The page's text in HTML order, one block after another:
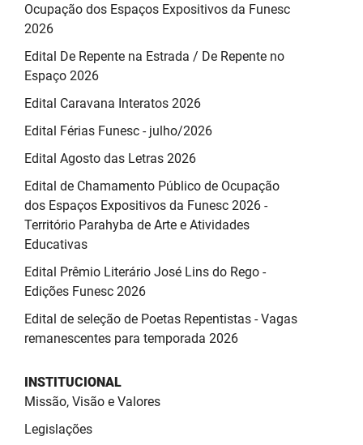
Ocupação dos Espaços Expositivos da Funesc
2026
Edital De Repente na Estrada / De Repente no
Espaço 2026
Edital Caravana Interatos 2026
Edital Férias Funesc - julho/2026
Edital Agosto das Letras 2026
Edital de Chamamento Público de Ocupação
dos Espaços Expositivos da Funesc 2026 -
Território Parahyba de Arte e Atividades
Educativas
Edital Prêmio Literário José Lins do Rego -
Edições Funesc 2026
Edital de seleção de Poetas Repentistas - Vagas
remanescentes para temporada 2026
INSTITUCIONAL
Missão, Visão e Valores
Legislações